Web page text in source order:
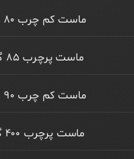
ماست کم چرب ۸۰ گرم دیار
ماست پرچرب ۸۵ گرم دیار
ماست کم چرب ۹۰ گرم دیار
ماست پرچرب ۴۰۰ گرم دیار